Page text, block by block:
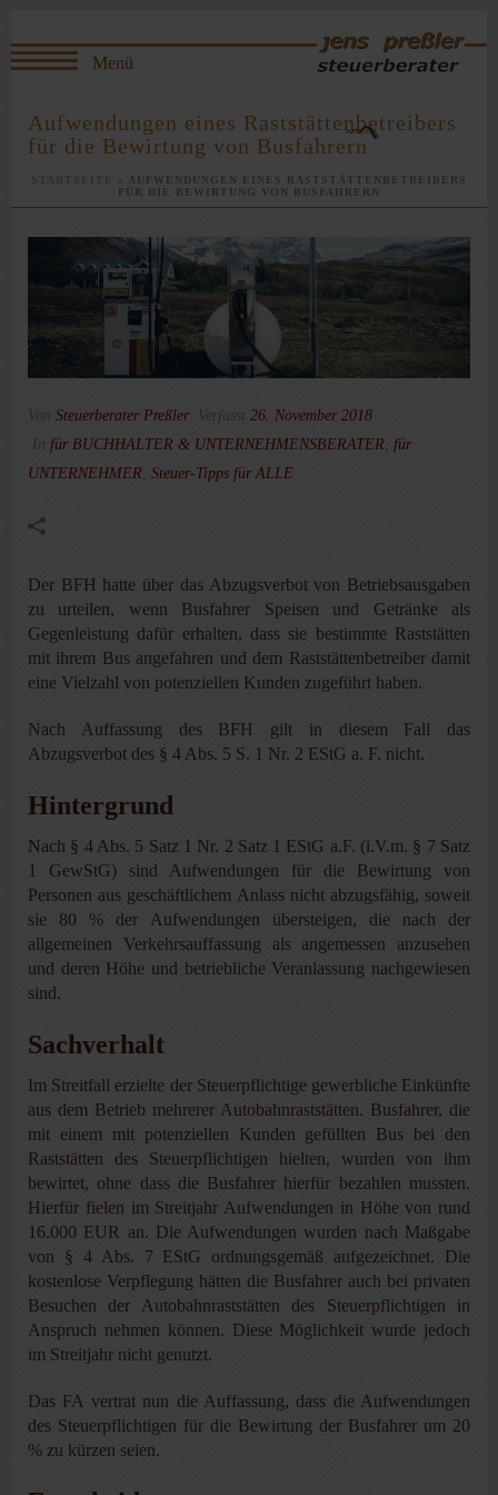
Aufwendungen eines Raststättenbetreibers
für die Bewirtung von Busfahrern
»
AUFWENDUNGEN EINES RASTSTÄTTENBETREIBERS
FÜR DIE BEWIRTUNG VON BUSFAHRERN
Von Steuerberater Preßler Verfasst 26. November 2018
In für BUCHHALTER & UNTERNEHMENSBERATER
für
UNTERNEHMER Steuer-Tipps für ALLE
Der BFH hatte über das Abzugsverbot von Betriebsausgaben
zu urteilen, wenn Busfahrer Speisen und Getränke als
Gegenleistung dafür erhalten, dass sie bestimmte Raststätten
mit ihrem Bus angefahren und dem Raststättenbetreiber damit
eine Vielzahl von potenziellen Kunden zugeführt haben.
Nach Auffassung des BFH gilt in diesem Fall das
Abzugsverbot des § 4 Abs. 5 S. 1 Nr. 2 EStG a. F. nicht.
Hintergrund
Nach § 4 Abs. 5 Satz 1 Nr. 2 Satz 1 EStG a.F. (i.V.m. § 7 Satz
1 GewStG) sind Aufwendungen für die Bewirtung von
Personen aus geschäftlichem Anlass nicht abzugsfähig, soweit
sie 80 % der Aufwendungen übersteigen, die nach der
allgemeinen Verkehrsauffassung als angemessen anzusehen
und deren Höhe und betriebliche Veranlassung nachgewiesen
sind.
Sachverhalt
Im Streitfall erzielte der Steuerpflichtige gewerbliche Einkünfte
aus dem Betrieb mehrerer Autobahnraststätten. Busfahrer, die
mit einem mit potenziellen Kunden gefüllten Bus bei den
Raststätten des Steuerpflichtigen hielten, wurden von ihm
bewirtet, ohne dass die Busfahrer hierfür bezahlen mussten.
Hierfür fielen im Streitjahr Aufwendungen in Höhe von rund
16.000 EUR an. Die Aufwendungen wurden nach Maßgabe
von § 4 Abs. 7 EStG ordnungsgemäß aufgezeichnet. Die
kostenlose Verpflegung hätten die Busfahrer auch bei privaten
Besuchen der Autobahnraststätten des Steuerpflichtigen in
Anspruch nehmen können. Diese Möglichkeit wurde jedoch
im Streitjahr nicht genutzt.
Das FA vertrat nun die Auffassung, dass die Aufwendungen
des Steuerpflichtigen für die Bewirtung der Busfahrer um 20
% zu kürzen seien.